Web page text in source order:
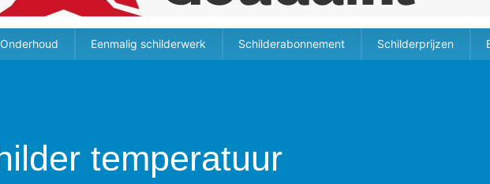
Onderhoud Eenmalig schilderwerk Schilderabonnement Schilderprijzen
temperatuur